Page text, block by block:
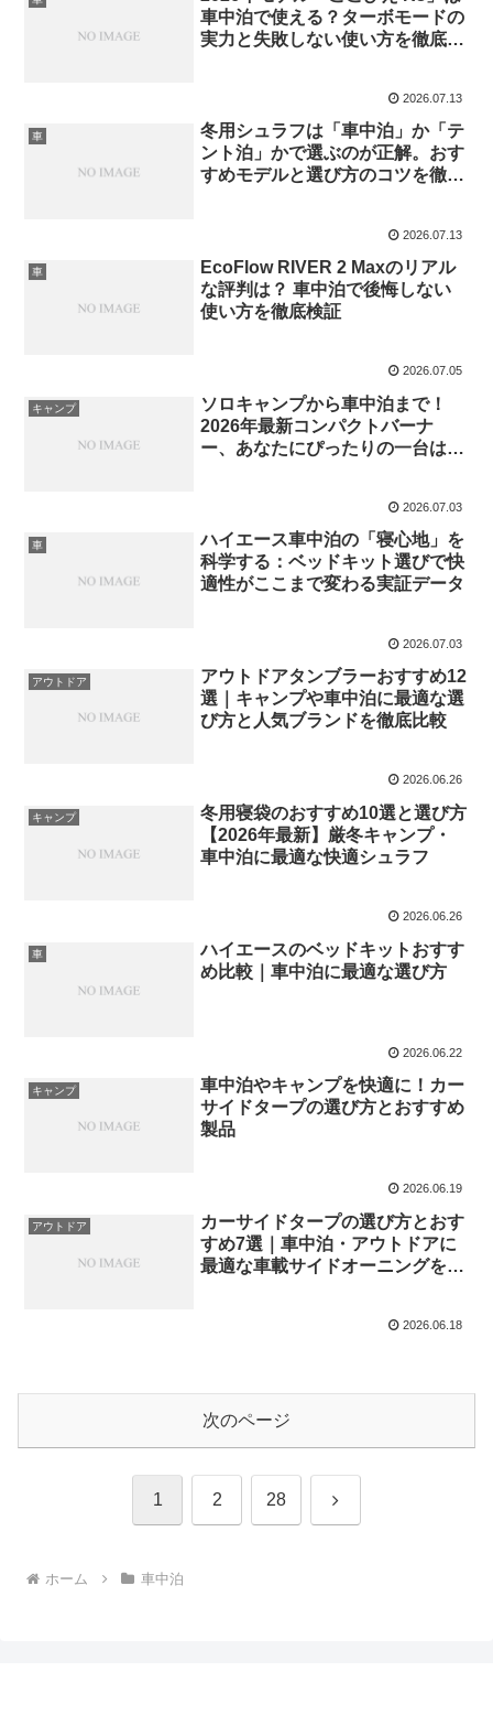
車中泊で使える？ターボモードの
実力と失敗しない使い方を徹底解
2026.07.13
車
冬用シュラフは「車中泊」か「テ
ント泊」かで選ぶのが正解。おす
すめモデルと選び方のコツを徹底
2026.07.13
車
EcoFlow RIVER 2 Maxのリアル
な評判は？ 車中泊で後悔しない
使い方を徹底検証
2026.07.05
キャンプ
ソロキャンプから車中泊まで！
2026年最新コンパクトバーナ
ー、あなたにぴったりの一台はコ
2026.07.03
車
ハイエース車中泊の「寝心地」を
科学する：ベッドキット選びで快
適性がここまで変わる実証データ
2026.07.03
アウトドア
アウトドアタンブラーおすすめ12
選｜キャンプや車中泊に最適な選
び方と人気ブランドを徹底比較
2026.06.26
キャンプ
冬用寝袋のおすすめ10選と選び方
【2026年最新】厳冬キャンプ・
車中泊に最適な快適シュラフ
2026.06.26
車
ハイエースのベッドキットおすす
め比較｜車中泊に最適な選び方
2026.06.22
キャンプ
車中泊やキャンプを快適に！カー
サイドタープの選び方とおすすめ
製品
2026.06.19
アウトドア
カーサイドタープの選び方とおす
すめ7選｜車中泊・アウトドアに
最適な車載サイドオーニングを徹
2026.06.18
次のページ
1 2 28 次
ホーム 車中泊